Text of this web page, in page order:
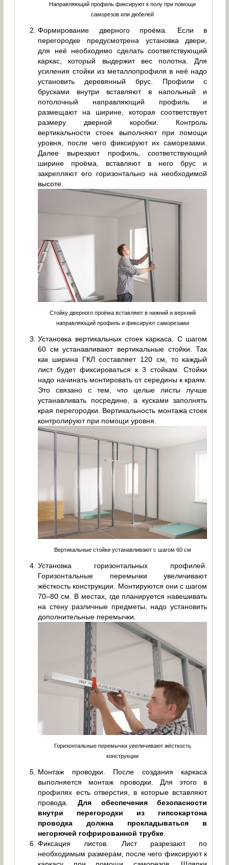
Направляющий профиль фиксируют к полу при помощи
саморезов или дюбелей
Формирование дверного проёма. Если в
перегородке предусмотрена установка двери,
для неё необходимо сделать соответствующий
каркас, который выдержит вес полотна. Для
усиления стойки из металлопрофиля в неё надо
установить деревянный брус. Профили с
брусками внутри вставляют в напольный и
потолочный направляющий профиль и
размещают на ширине, которая соответствует
размеру дверной коробки. Контроль
вертикальности стоек выполняют при помощи
уровня, после чего фиксируют их саморезами.
Далее вырезают профиль, соответствующий
ширине проёма, вставляют в него брус и
закрепляют его горизонтально на необходимой
высоте.
Стойку дверного проёма вставляют в нижний и верхний
направляющий профиль и фиксируют саморезами
Установка вертикальных стоек каркаса. С шагом
60 см устанавливают вертикальные стойки. Так
как ширина ГКЛ составляет 120 см, то каждый
лист будет фиксироваться к 3 стойкам. Стойки
надо начинать монтировать от середины к краям.
Это связано с тем, что целые листы лучше
устанавливать посредине, а кусками заполнять
края перегородки. Вертикальность монтажа стоек
контролируют при помощи уровня.
Вертикальные стойки устанавливают с шагом 60 см
Установка горизонтальных профилей.
Горизонтальные перемычки увеличивают
жёсткость конструкции. Монтируются они с шагом
70–80 см. В местах, где планируется навешивать
на стену различные предметы, надо установить
дополнительные перемычки.
Горизонтальные перемычки увеличивают жёсткость
конструкции
Монтаж проводки. После создания каркаса
выполняется монтаж проводки. Для этого в
профилях есть отверстия, в которые вставляют
провода. Для обеспечения безопасности
внутри перегородки из гипсокартона
проводка должна прокладываться в
негорючей гофрированной трубке
Фиксация листов. Лист разрезают по
необходимым размерам, после чего фиксируют к